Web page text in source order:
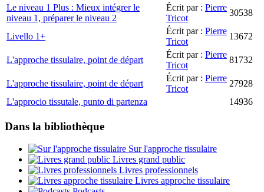
Le niveau 1 Plus : Mieux intégrer le
niveau 1, préparer le niveau 2
Écrit par : Pierre
Tricot
30538
Livello 1+
Écrit par : Pierre
Tricot
13672
L'approche tissulaire, point de départ
Écrit par : Pierre
Tricot
81732
L'approche tissulaire, point de départ
Écrit par : Pierre
Tricot
27928
L'approcio tissutale, punto di partenza
14936
Dans la bibliothèque
Sur l'approche tissulaire
Livres grand public
Livres professionnels
Livres approche tissulaire